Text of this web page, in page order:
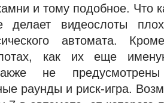
и тому подобное. Что
делает видеослоты
автомата.
как их еще
не
раунды и риск-игра.